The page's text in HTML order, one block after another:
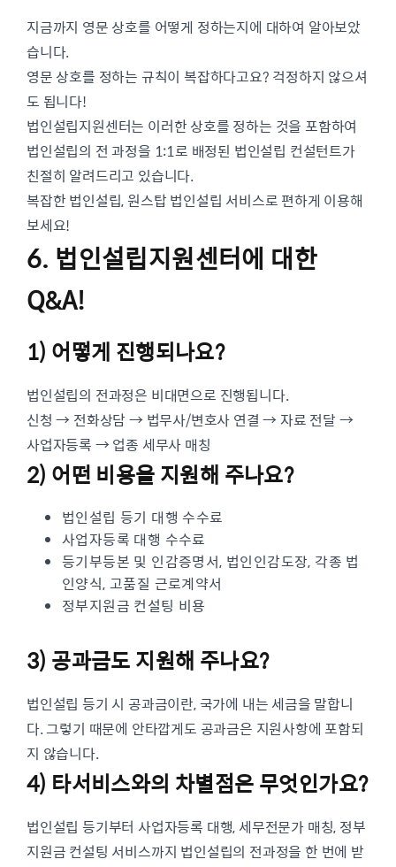
지금까지 영문 상호를 어떻게 정하는지에 대하여 알아보았
습니다.
영문 상호를 정하는 규칙이 복잡하다고요? 걱정하지 않으셔
도 됩니다!
법인설립지원센터는 이러한 상호를 정하는 것을 포함하여
법인설립의 전 과정을 1:1로 배정된 법인설립 컨설턴트가
친절히 알려드리고 있습니다.
복잡한 법인설립, 원스탑 법인설립 서비스로 편하게 이용해
보세요!
6. 법인설립지원센터에 대한
Q&A!
1) 어떻게 진행되나요?
법인설립의 전과정은 비대면으로 진행됩니다.
신청 → 전화상담 → 법무사/변호사 연결 → 자료 전달 →
사업자등록 → 업종 세무사 매칭
2) 어떤 비용을 지원해 주나요?
법인설립 등기 대행 수수료
사업자등록 대행 수수료
등기부등본 및 인감증명서, 법인인감도장, 각종 법
인양식, 고품질 근로계약서
정부지원금 컨설팅 비용
3) 공과금도 지원해 주나요?
법인설립 등기 시 공과금이란, 국가에 내는 세금을 말합니
다. 그렇기 때문에 안타깝게도 공과금은 지원사항에 포함되
지 않습니다.
4) 타서비스와의 차별점은 무엇인가요?
법인설립 등기부터 사업자등록 대행, 세무전문가 매칭, 정부
지원금 컨설팅 서비스까지 법인설립의 전과정을 한 번에 받